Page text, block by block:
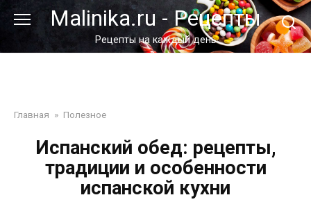
Перейти
контенту
Malinika.ru - Рецепты
Рецепты на каждый день
Главная » Полезное
Испанский обед: рецепты,
традиции и особенности
испанской кухни